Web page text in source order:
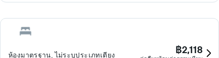
ห้องมาตรฐาน, ไม่ระบุประเภทเตียง ฿2,118